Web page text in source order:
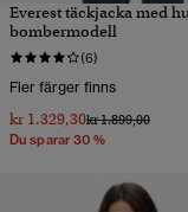
Everest täckjacka med
bombermodell
(6)
Fler färger finns
kr 1.329,30Pris reducerat från
kr 1.899,00till
Du sparar 30 %